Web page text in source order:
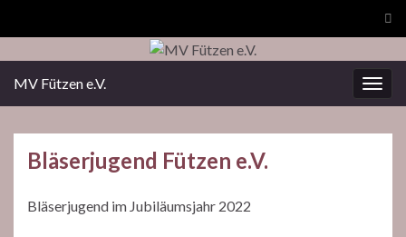
MV Fützen e.V.
Bläserjugend Fützen e.V.
Bläserjugend im Jubiläumsjahr 2022